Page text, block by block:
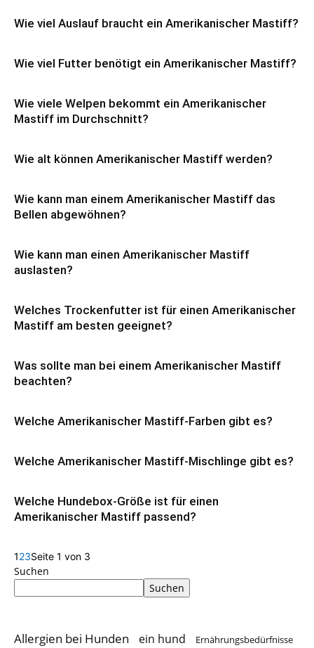
Wie viel Auslauf braucht ein Amerikanischer Mastiff?
Wie viel Futter benötigt ein Amerikanischer Mastiff?
Wie viele Welpen bekommt ein Amerikanischer
Mastiff im Durchschnitt?
Wie alt können Amerikanischer Mastiff werden?
Wie kann man einem Amerikanischer Mastiff das
Bellen abgewöhnen?
Wie kann man einen Amerikanischer Mastiff
auslasten?
Welches Trockenfutter ist für einen Amerikanischer
Mastiff am besten geeignet?
Was sollte man bei einem Amerikanischer Mastiff
beachten?
Welche Amerikanischer Mastiff-Farben gibt es?
Welche Amerikanischer Mastiff-Mischlinge gibt es?
Welche Hundebox-Größe ist für einen
Amerikanischer Mastiff passend?
123Seite 1 von 3
Suchen
Suchen
Allergien bei Hunden ein hund Ernährungsbedürfnisse